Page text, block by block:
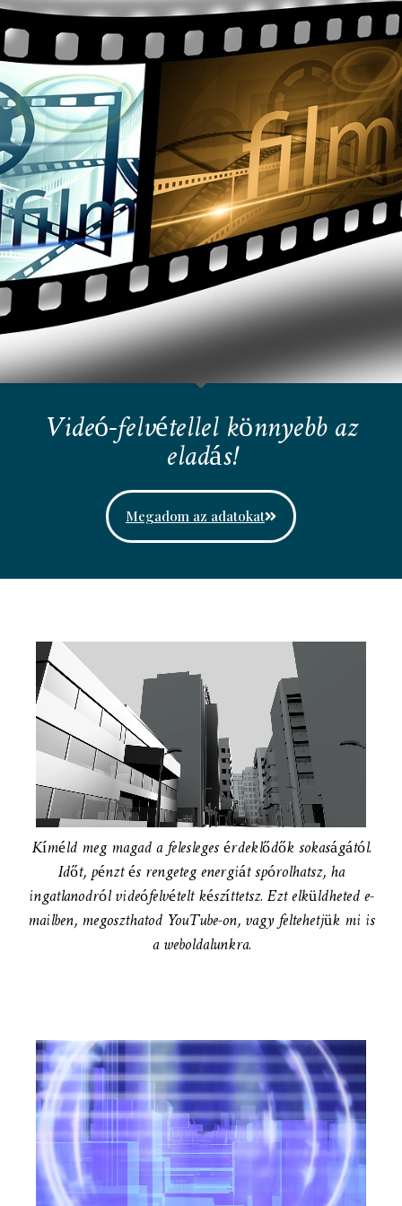
Videó-felvétellel könnyebb az
eladás!
Megadom az adatokat
Kíméld meg magad a felesleges érdeklődők sokaságától.
Időt, pénzt és rengeteg energiát spórolhatsz, ha
ingatlanodról videófelvételt készíttetsz. Ezt elküldhetede-
mailben, megoszthatod YouTube-on, vagy feltehetjük mi is
a weboldalunkra.